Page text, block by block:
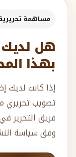
مساهمة
هل لديك
بهذا
إذا كانت لديك
تصويب تحريري
وفق سياسة